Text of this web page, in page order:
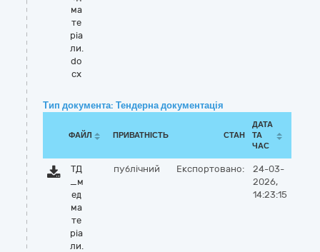
ма
те
ріа
ли.
do
cx
Тип документа: Тендерна документація
ФАЙЛ ПРИВАТНІСТЬ СТАН
ДАТА
ТА
ЧАС
ТД
_м
ед
ма
те
ріа
ли.
публічний Експортовано:
24-03-
2026,
14:23:15